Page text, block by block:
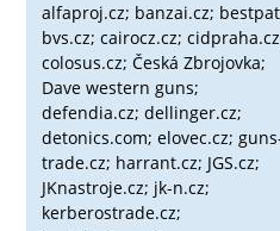
alfaproj.cz; banzai.cz;
bvs.cz; cairocz.cz;
colosus.cz; Česká Zbrojovka;
Dave western guns;
defendia.cz; dellinger.cz;
detonics.com; elovec.cz;
trade.cz; harrant.cz; JGS.cz;
JKnastroje.cz; jk-n.cz;
kerberostrade.cz;